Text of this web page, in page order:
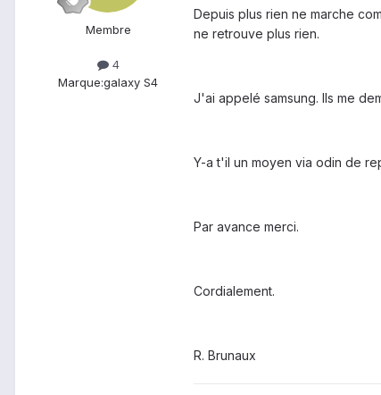
Membre
4
Marque:galaxy S4
Depuis plus rien ne marche
ne retrouve plus rien.
J'ai appelé samsung. Ils me
Y-a t'il un moyen via odin de
Par avance merci.
Cordialement.
R. Brunaux